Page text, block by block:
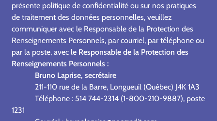
présente politique de confidentialité ou sur nos pratiques
de traitement des données personnelles, veuillez
communiquer avec le Responsable de la Protection des
Renseignements Personnels, par courriel, par téléphone ou
par la poste, avec le Responsable de la Protection des
Renseignements Personnels :
Bruno Laprise, secrétaire
211-110 rue de la Barre, Longueuil (Québec) J4K 1A3
Téléphone : 514 744-2314 (1-800-210-9887), poste
1231